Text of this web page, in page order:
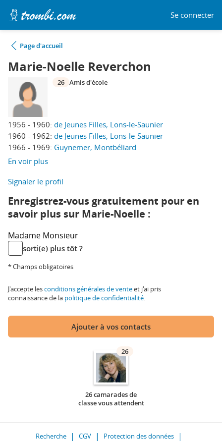
Se connecter
Page d'accueil
Marie-Noelle Reverchon
1956 - 1960: de Jeunes Filles, Lons-le-Saunier
1960 - 1962: de Jeunes Filles, Lons-le-Saunier
1966 - 1969: Guynemer, Montbéliard
En voir plus
26 Amis d'école
Signaler le profil
Enregistrez-vous gratuitement pour en
savoir plus sur Marie-Noelle :
Madame Monsieur
sorti(e) plus tôt ?
* Champs obligatoires
J'accepte lesconditions générales de venteet j'ai pris
connaissance de la politique de confidentialité.
Ajouter à vos contacts
26
26 camarades de
classe vous attendent
Recherche CGV
Protection des données